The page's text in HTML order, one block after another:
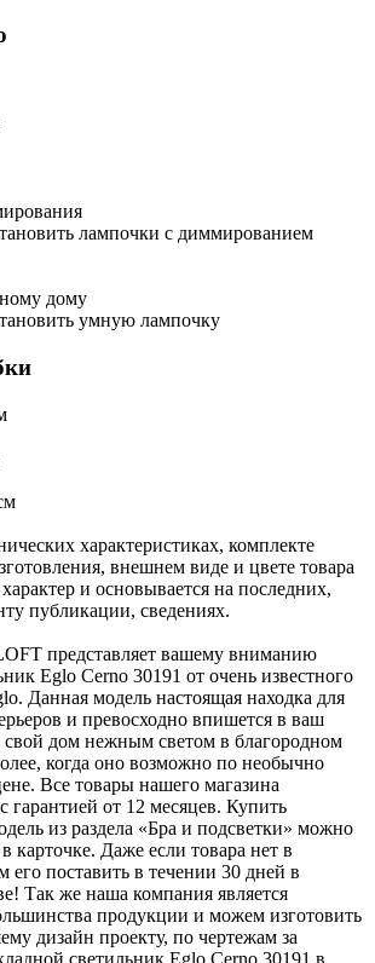
лампочки с диммированием
дому
умную лампочку
характеристиках, комплекте
внешнем виде и цвете товара
и основывается на последних,
публикации, сведениях.
представляет вашему вниманию
Eglo Cerno 30191 от очень известного
Данная модель настоящая находка для
и превосходно впишется в ваш
свой дом нежным светом в благородном
когда оно возможно по необычно
Все товары нашего магазина
гарантией от 12 месяцев. Купить
из раздела «Бра и подсветки» можно
карточке. Даже если товара нет в
поставить в течении 30 дней в
Так же наша компания является
продукции и можем изготовить
дизайн проекту, по чертежам за
светильник Eglo Cerno 30191 в